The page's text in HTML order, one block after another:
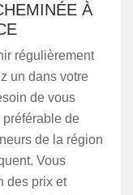
À
régulièrement
un dans votre
de vous
préférable de
de la région
Vous
des prix et